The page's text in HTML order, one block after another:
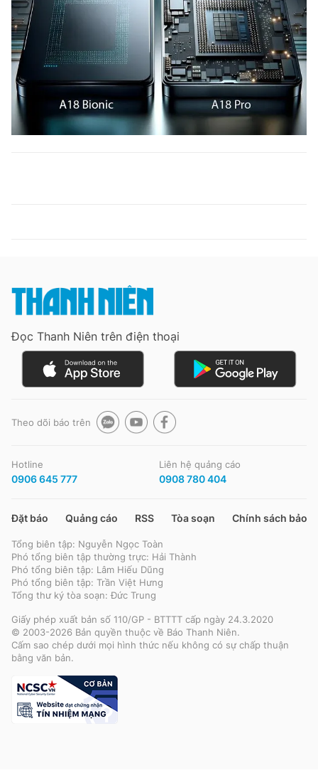
Đọc Thanh Niên trên điện thoại
Theo dõi báo trên
Hotline
0906 645 777
Liên hệ quảng cáo
0908 780 404
Đặt báo Quảng cáo RSS Tòa soạn Chính sách bảo
Tổng biên tập: Nguyễn Ngọc Toàn
Phó tổng biên tập thường trực: Hải Thành
Phó tổng biên tập: Lâm Hiếu Dũng
Phó tổng biên tập: Trần Việt Hưng
Tổng thư ký tòa soạn: Đức Trung
Giấy phép xuất bản số 110/GP - BTTTT cấp ngày 24.3.2020
© 2003-2026 Bản quyền thuộc về Báo Thanh Niên.
Cấm sao chép dưới mọi hình thức nếu không có sự chấp thuận
bằng văn bản.